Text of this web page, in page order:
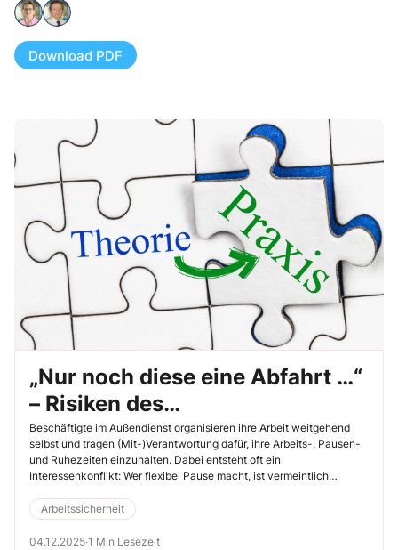
Download PDF
„Nur noch diese eine Abfahrt …“
– Risiken des
Arbeitszeitgesetzes im
Außendienst
Beschäftigte im Außendienst organisieren ihre Arbeit weitgehend
selbst und tragen (Mit-)Verantwortung dafür, ihre Arbeits-, Pausen-
und Ruhezeiten einzuhalten. Dabei entsteht oft ein
Interessenkonflikt: Wer flexibel Pause macht, ist ­vermeintlich
Arbeitssicherheit
04.12.2025·1 Min Lesezeit